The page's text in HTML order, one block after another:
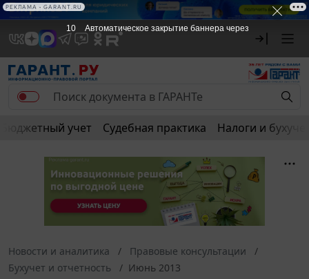
Бюджетный учет Судебная практика Налоги и
Новости и аналитика
Правовые консультации
Бухучет и отчетность
Июнь 2013
10 Автоматическое закрытие баннера через
РЕКЛАМА • GARANT.RU